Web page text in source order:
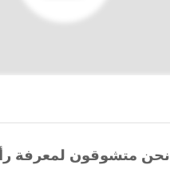
نحن متشوقون لمعرفة